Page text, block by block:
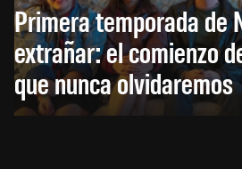
Primera temporada de
extrañar: el comienzo
que nunca olvidaremos